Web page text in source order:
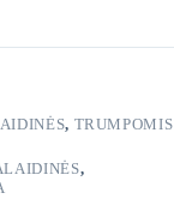
, TRUMPOMIS
,